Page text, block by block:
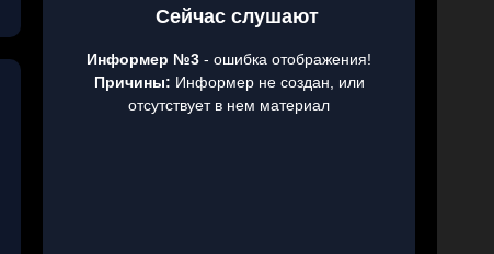
Сейчас слушают
Информер №3 - ошибка отображения!
Причины: Информер не создан, или
отсутствует в нем материал